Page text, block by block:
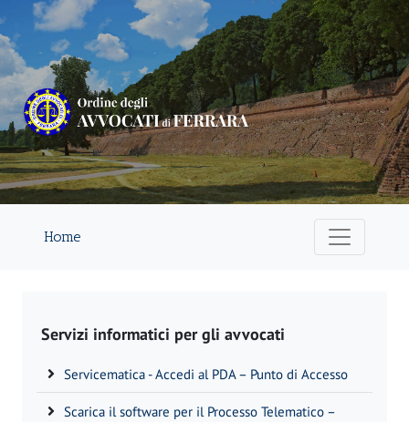
Home
Servizi informatici per gli avvocati
Servicematica - Accedi al PDA – Punto di Accesso
Scarica il software per il Processo Telematico –